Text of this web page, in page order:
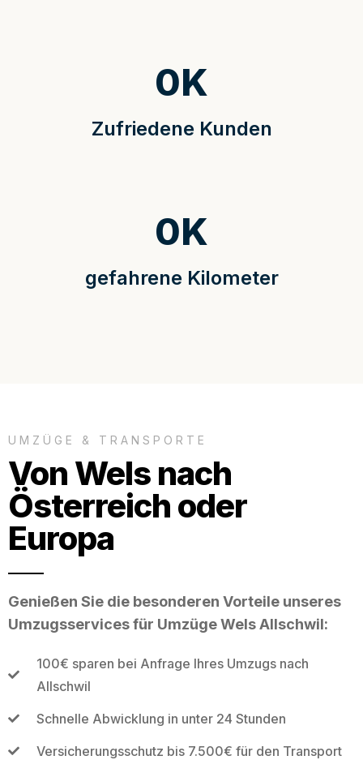
Zufriedene Kunden
0K
gefahrene Kilometer
0K
UMZÜGE & TRANSPORTE
Von Wels nach
Österreich oder
Europa
Genießen Sie die besonderen Vorteile unseres
Umzugsservices für Umzüge Wels Allschwil:
100€ sparen bei Anfrage Ihres Umzugs nach
Allschwil
Schnelle Abwicklung in unter 24 Stunden
Versicherungsschutz bis 7.500€ für den Transport